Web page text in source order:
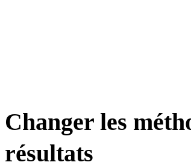
Changer les
résultats